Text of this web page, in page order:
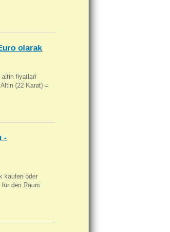
olarak
altin fiyatlari
(22 Karat) =
-
kaufen oder
den Raum